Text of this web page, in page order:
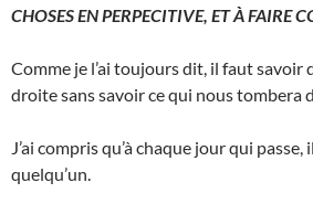
CHOSES EN PERPECITIVE, ET À FAIRE
Comme je l’ai toujours dit, il faut savoir
droite sans savoir ce qui nous tombera
J’ai compris qu’à chaque jour qui
quelqu’un.